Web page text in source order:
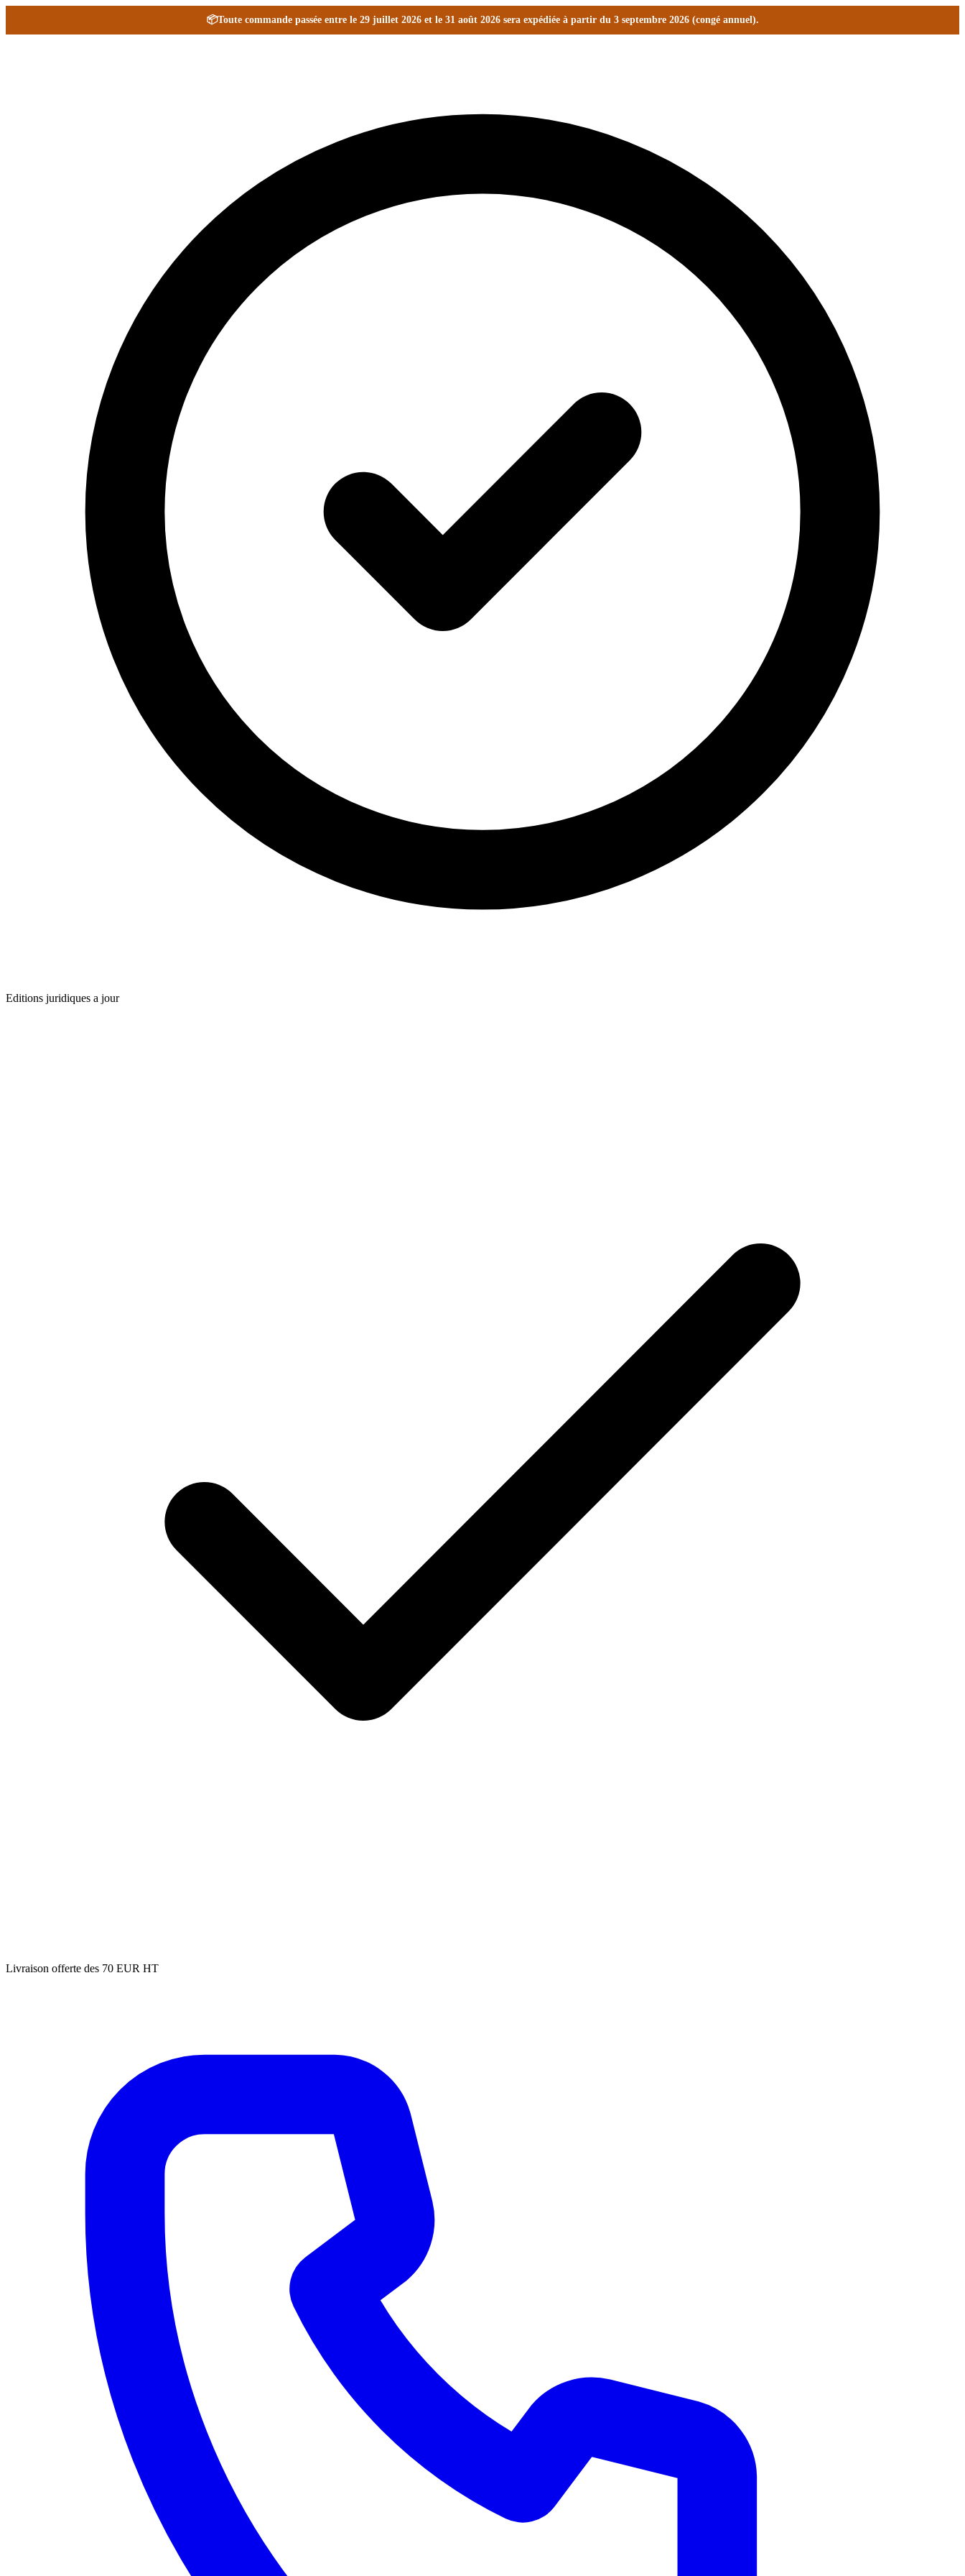
📦Toute commande passée entre le 29 juillet 2026 et le 31 août 2026 sera expédiée à partir du 3 septembre 2026 (congé annuel).
Editions juridiques a jour
Livraison offerte des 70 EUR HT